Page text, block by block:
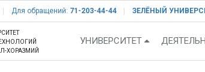
Для обращений: 71-203-44-44 ЗЕЛЁНЫЙ
ХОРАЗМИЙ
УНИВЕРСИТЕТ